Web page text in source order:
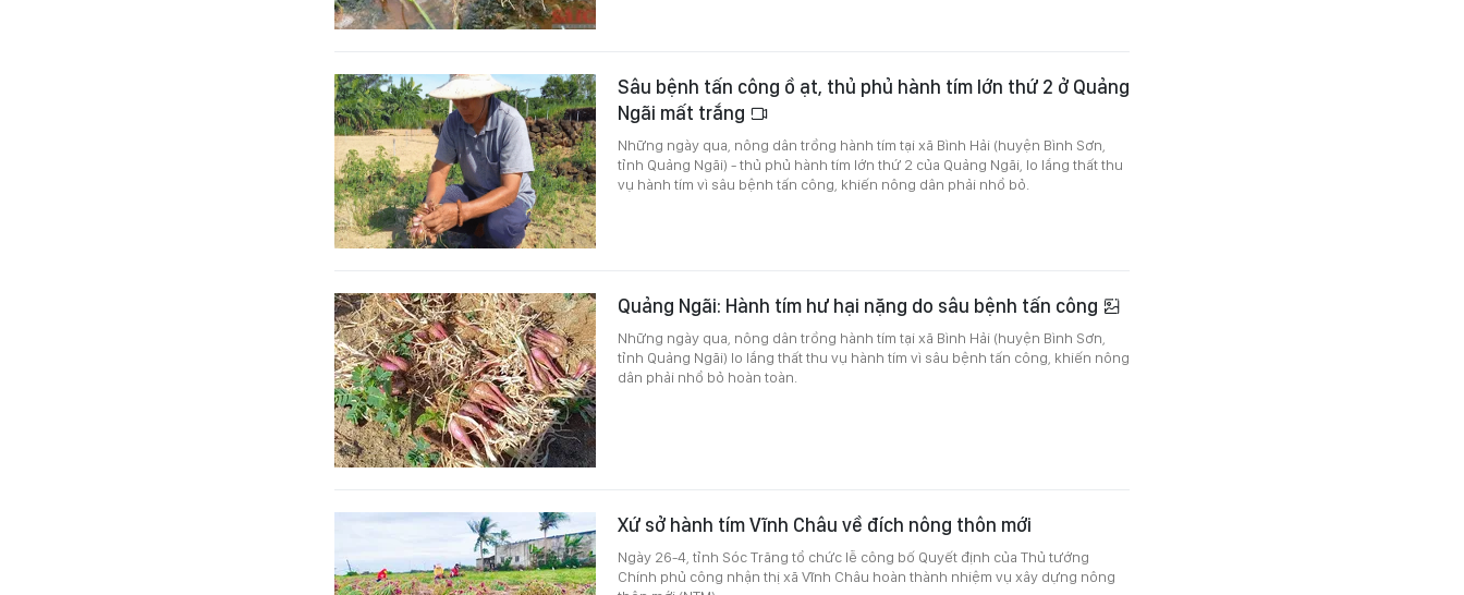
Sâu bệnh tấn công ồ ạt, thủ phủ hành tím lớn thứ 2 ở Quảng
Ngãi mất trắng
Những ngày qua, nông dân trồng hành tím tại xã Bình Hải (huyện Bình Sơn,
tỉnh Quảng Ngãi) - thủ phủ hành tím lớn thứ 2 của Quảng Ngãi, lo lắng thất thu
vụ hành tím vì sâu bệnh tấn công, khiến nông dân phải nhổ bỏ.
Quảng Ngãi: Hành tím hư hại nặng do sâu bệnh tấn công
Những ngày qua, nông dân trồng hành tím tại xã Bình Hải (huyện Bình Sơn,
tỉnh Quảng Ngãi) lo lắng thất thu vụ hành tím vì sâu bệnh tấn công, khiến nông
dân phải nhổ bỏ hoàn toàn.
Xứ sở hành tím Vĩnh Châu về đích nông thôn mới
Ngày 26-4, tỉnh Sóc Trăng tổ chức lễ công bố Quyết định của Thủ tướng
Chính phủ công nhận thị xã Vĩnh Châu hoàn thành nhiệm vụ xây dựng nông